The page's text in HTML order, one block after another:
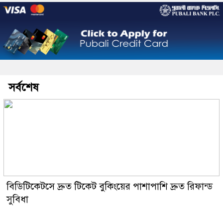
সর্বশেষ
বিডিটিকেটসে দ্রুত টিকেট বুকিংয়ের পাশাপাশি দ্রুত রিফান্ড
সুবিধা